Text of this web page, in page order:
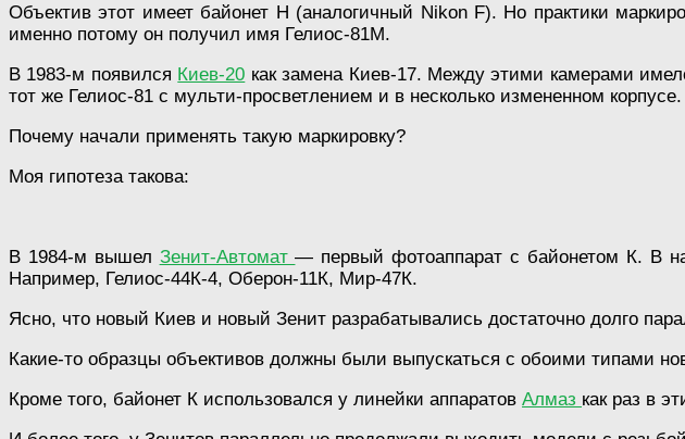
Объектив этот имеет байонет Н (аналогичный Nikon F). Но практики
именно потому он получил имя Гелиос-81М.
В 1983-м появился Киев-20 как замена Киев-17. Между этими камерами
тот же Гелиос-81 с мульти-просветлением и в несколько измененном
Почему начали применять такую маркировку?
Моя гипотеза такова:
В 1984-м вышел Зенит-Автомат— первый фотоаппарат с байонетом К. В
Например, Гелиос-44К-4, Оберон-11К, Мир-47К.
Ясно, что новый Киев и новый Зенит разрабатывались достаточно долго
Какие-то образцы объективов должны были выпускаться с обоими типами
Кроме того, байонет К использовался у линейки аппаратов Алмаз как раз в